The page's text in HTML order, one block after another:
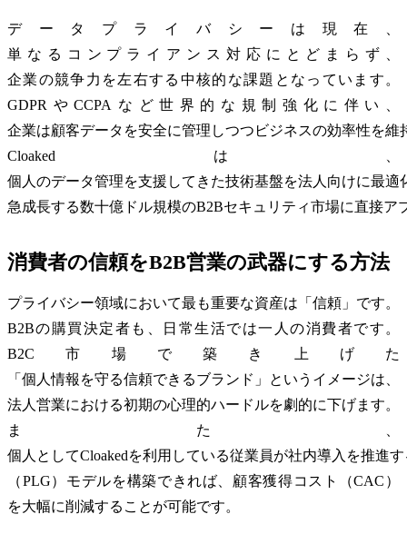
データプライバシーは現在、
単なるコンプライアンス対応にとどまらず、
企業の競争力を左右する中核的な課題となっています。
GDPRやCCPAなど世界的な規制強化に伴い、
企業は顧客データを安全に管理しつつビジネスの効率性を
Cloakedは、
個人のデータ管理を支援してきた技術基盤を法人向けに最適
急成長する数十億ドル規模のB2Bセキュリティ市場に直接ア
消費者の信頼をB2B営業の武器にする方法
プライバシー領域において最も重要な資産は「信頼」です。
B2Bの購買決定者も、日常生活では一人の消費者です。
B2C市場で築き上げた
「個人情報を守る信頼できるブランド」というイメージは、
法人営業における初期の心理的ハードルを劇的に下げます。
また、
個人としてCloakedを利用している従業員が社内導入を推進
（PLG）モデルを構築できれば、顧客獲得コスト（CAC）
を大幅に削減することが可能です。